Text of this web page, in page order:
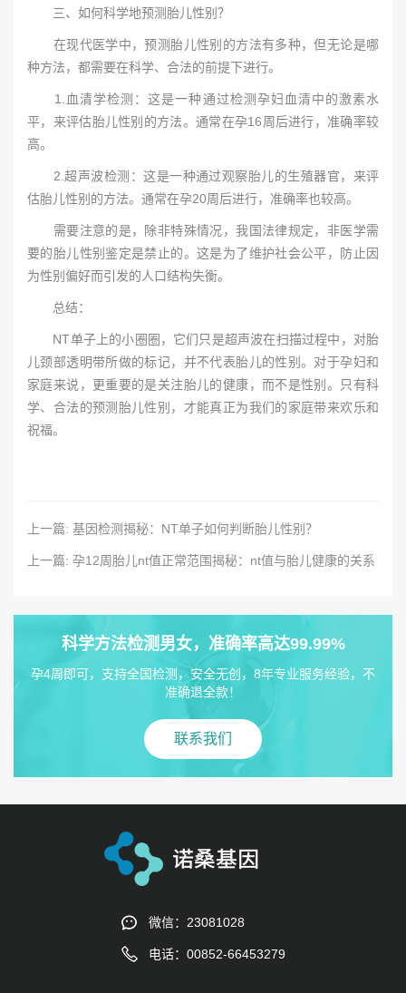
三、如何科学地预测胎儿性别？
在现代医学中，预测胎儿性别的方法有多种，但无论是哪
种方法，都需要在科学、合法的前提下进行。
1.血清学检测：这是一种通过检测孕妇血清中的激素水
平，来评估胎儿性别的方法。通常在孕16周后进行，准确率较
高。
2.超声波检测：这是一种通过观察胎儿的生殖器官，来评
估胎儿性别的方法。通常在孕20周后进行，准确率也较高。
需要注意的是，除非特殊情况，我国法律规定，非医学需
要的胎儿性别鉴定是禁止的。这是为了维护社会公平，防止因
为性别偏好而引发的人口结构失衡。
总结：
NT单子上的小圈圈，它们只是超声波在扫描过程中，对胎
儿颈部透明带所做的标记，并不代表胎儿的性别。对于孕妇和
家庭来说，更重要的是关注胎儿的健康，而不是性别。只有科
学、合法的预测胎儿性别，才能真正为我们的家庭带来欢乐和
祝福。
上一篇: 基因检测揭秘：NT单子如何判断胎儿性别？
上一篇: 孕12周胎儿nt值正常范围揭秘：nt值与胎儿健康的关系
科学方法检测男女，准确率高达99.99%
孕4周即可，支持全国检测，安全无创，8年专业服务经验，不
准确退全款！
联系我们
微信：23081028
电话：00852-66453279